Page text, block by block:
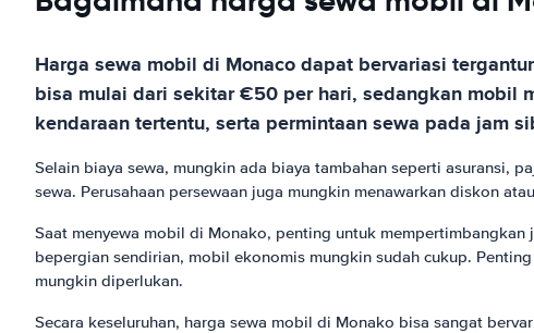
Harga sewa mobil di Monaco dapat bervariasi
bisa mulai dari sekitar €50 per hari, sedangkan mobil
kendaraan tertentu, serta permintaan sewa pada jam
Selain biaya sewa, mungkin ada biaya tambahan seperti asuransi,
sewa. Perusahaan persewaan juga mungkin menawarkan diskon
Saat menyewa mobil di Monako, penting untuk
bepergian sendirian, mobil ekonomis mungkin sudah cukup.
mungkin diperlukan.
Secara keseluruhan, harga sewa mobil di Monako bisa sangat